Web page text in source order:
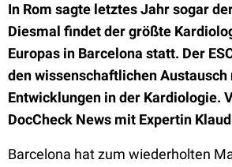
In Rom sagte letztes Jahr sogar
Diesmal findet der größte
Europas in Barcelona statt. Der
den wissenschaftlichen Austausch
Entwicklungen in der Kardiologie.
DocCheck News mit Expertin
Barcelona hat zum wiederholten